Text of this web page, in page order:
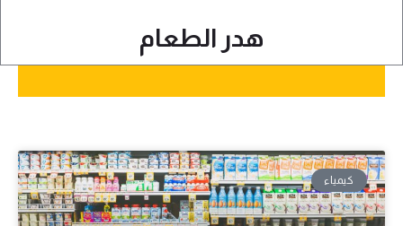
هدر الطعام
كيمياء